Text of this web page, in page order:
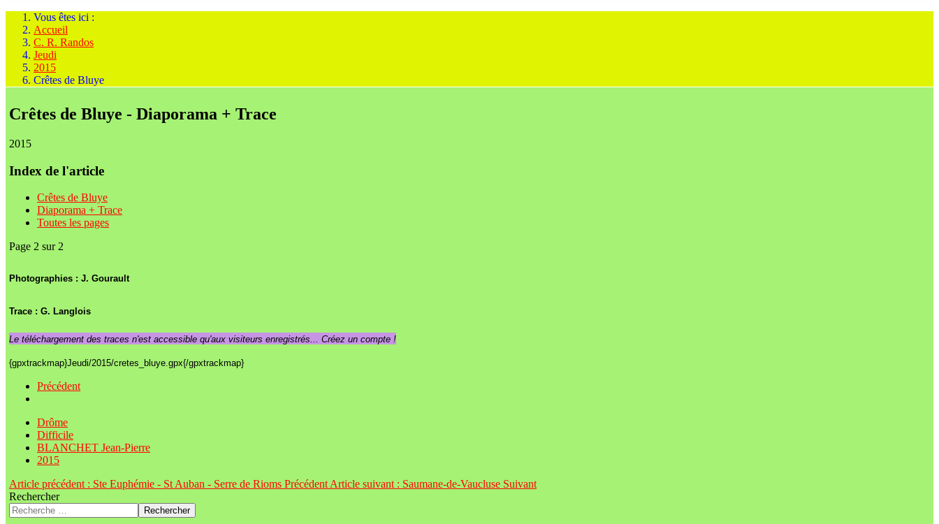
Vous êtes ici :
Accueil
C. R. Randos
Jeudi
2015
Crêtes de Bluye
Crêtes de Bluye - Diaporama + Trace
2015
Index de l'article
Crêtes de Bluye
Diaporama + Trace
Toutes les pages
Page 2 sur 2
Photographies : J. Gourault
Trace : G. Langlois
Le téléchargement des traces n'est accessible qu'aux visiteurs enregistrés... Créez un compte !
{gpxtrackmap}Jeudi/2015/cretes_bluye.gpx{/gpxtrackmap}
Précédent
Drôme
Difficile
BLANCHET Jean-Pierre
2015
Article précédent : Ste Euphémie - St Auban - Serre de Rioms Précédent Article suivant : Saumane-de-Vaucluse Suivant
Rechercher
Rechercher